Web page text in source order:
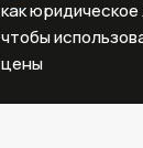
как
чтобы
цены